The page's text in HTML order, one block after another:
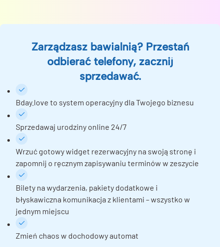
Zarządzasz bawialnią? Przestań
odbierać telefony, zacznij
sprzedawać.
Bday.love to system operacyjny dla Twojego biznesu
Sprzedawaj urodziny online 24/7
Wrzuć gotowy widget rezerwacyjny na swoją stronę i
zapomnij o ręcznym zapisywaniu terminów w zeszycie
Bilety na wydarzenia, pakiety dodatkowe i
błyskawiczna komunikacja z klientami – wszystko w
jednym miejscu
Zmień chaos w dochodowy automat